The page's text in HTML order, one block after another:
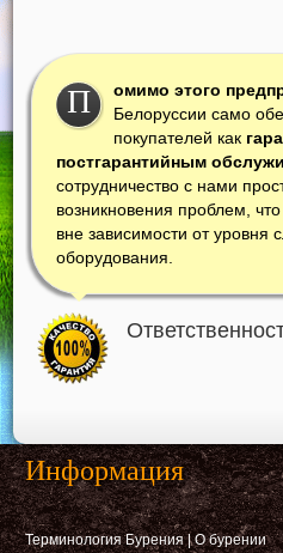
П омимо этого
Белоруссии само
покупателей как
постгарантийным
сотрудничество с нами
возникновения проблем,
вне зависимости от уровня
оборудования.
Информация
Терминология Бурения|О бурении